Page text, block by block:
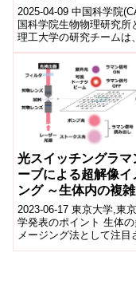
Unveil Complete
Mechanism of
Transporting CDNs,
Folates, and
2025-04-09 中国科学院
国科学院生物物理研究所
理工大学の研究チームは、
SLC19A1トランスポー
酸、抗葉酸薬、環状ジヌ
チ...
光スイッチングラマ
ーブによる超解像イ
ング ～生体内の複
微細な構造を観察す
を開拓～
2023-06-17 東京大学,東
学発表のポイント 生体の
メージング法として注目
ラマン標識イメージング